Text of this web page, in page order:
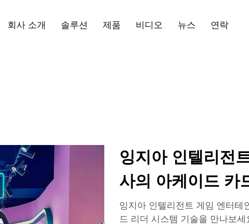
회사 소개 솔루션 제품 비디오 뉴스 연락
잉지아 인텔리전
사의 아케이드 카
잉지아 인텔리전트 게임 엔터테
드 리더 시스템 기술을 만나보